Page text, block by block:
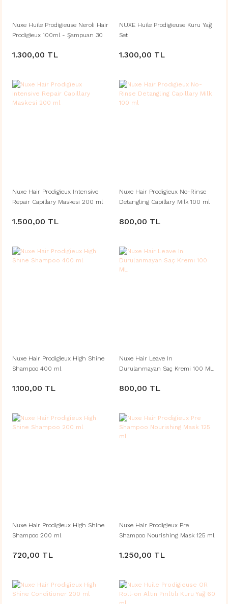
Nuxe Huile Prodigieuse Neroli Hair
Prodigieux 100ml - Şampuan 30
1.300,00 TL
NUXE Huile Prodigieuse Kuru Yağ
Set
1.300,00 TL
Nuxe Hair Prodigieux Intensive
Repair Capillary Maskesi 200 ml
1.500,00 TL
Nuxe Hair Prodigieux No-Rinse
Detangling Capillary Milk 100 ml
800,00 TL
Nuxe Hair Prodigieux High Shine
Shampoo 400 ml
1.100,00 TL
Nuxe Hair Leave In
Durulanmayan Saç Kremi 100 ML
800,00 TL
Nuxe Hair Prodigieux High Shine
Shampoo 200 ml
720,00 TL
Nuxe Hair Prodigieux Pre
Shampoo Nourishing Mask 125 ml
1.250,00 TL